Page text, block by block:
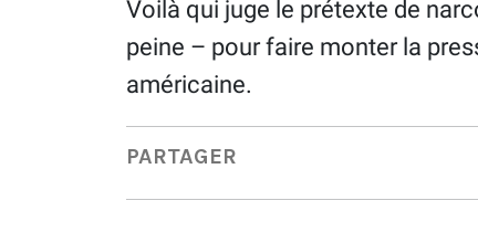
Voilà qui juge le prétexte de
peine – pour faire monter la
américaine.
PARTAGER